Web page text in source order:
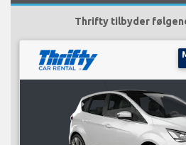
Thrifty tilbyder